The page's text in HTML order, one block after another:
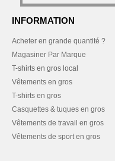
INFORMATION
Acheter en grande quantité ?
Magasiner Par Marque
T-shirts en gros local
Vêtements en gros
T-shirts en gros
Casquettes & tuques en gros
Vêtements de travail en gros
Vêtements de sport en gros